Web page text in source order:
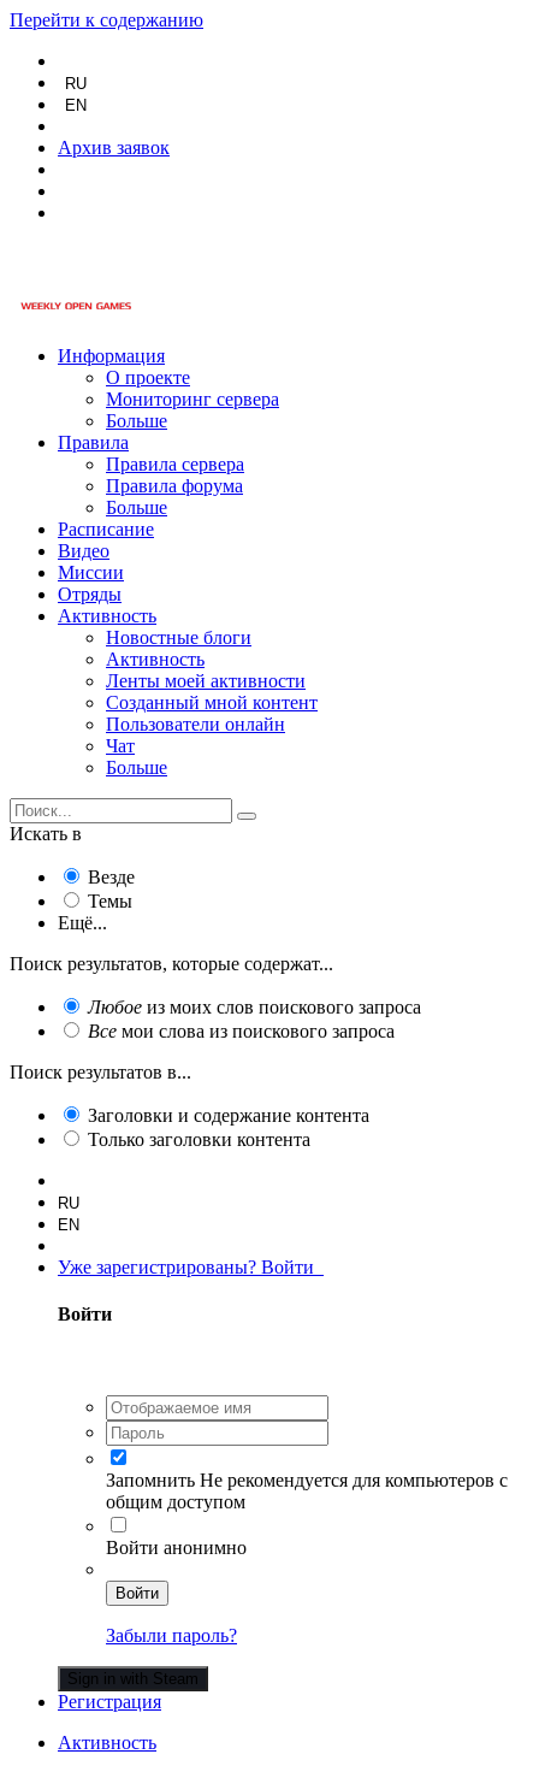
Перейти к содержанию
RU
EN
Архив заявок
Информация
О проекте
Мониторинг сервера
Больше
Правила
Правила сервера
Правила форума
Больше
Расписание
Видео
Миссии
Отряды
Активность
Новостные блоги
Активность
Ленты моей активности
Созданный мной контент
Пользователи онлайн
Чат
Больше
Искать в
Везде
Темы
Ещё...
Поиск результатов, которые содержат...
Любое из моих слов поискового запроса
Все мои слова из поискового запроса
Поиск результатов в...
Заголовки и содержание контента
Только заголовки контента
RU
EN
Уже зарегистрированы? Войти
Войти
Запомнить Не рекомендуется для компьютеров с
общим доступом
Войти анонимно
Войти
Забыли пароль?
Sign in with Steam
Регистрация
Активность